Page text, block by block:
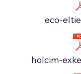
eco-
holcim-